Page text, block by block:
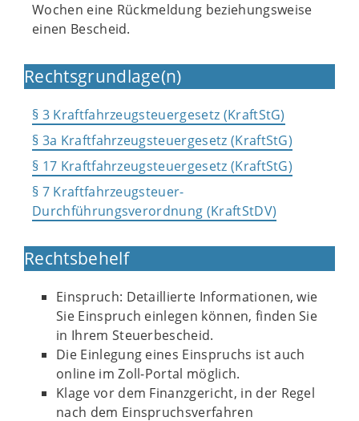
Wochen eine Rückmeldung beziehungsweise
einen Bescheid.
Rechtsgrundlage(n)
§ 3 Kraftfahrzeugsteuergesetz (KraftStG)
§ 3a Kraftfahrzeugsteuergesetz (KraftStG)
§ 17 Kraftfahrzeugsteuergesetz (KraftStG)
§ 7 Kraftfahrzeugsteuer-
Durchführungsverordnung (KraftStDV)
Rechtsbehelf
Einspruch: Detaillierte Informationen, wie
Sie Einspruch einlegen können, finden Sie
in Ihrem Steuerbescheid.
Die Einlegung eines Einspruchs ist auch
online im Zoll-Portal möglich.
Klage vor dem Finanzgericht, in der Regel
nach dem Einspruchsverfahren